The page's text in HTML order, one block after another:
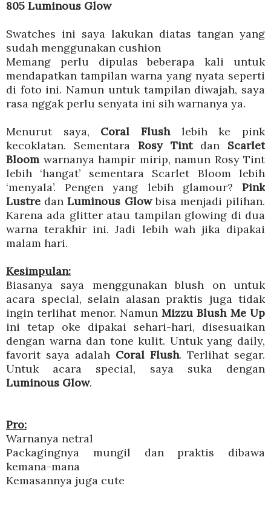
805 Luminous Glow
Swatches ini saya lakukan diatas tangan yang
sudah menggunakan cushion
Memang perlu dipulas beberapa kali untuk
mendapatkan tampilan warna yang nyata seperti
di foto ini. Namun untuk tampilan diwajah, saya
rasa nggak perlu senyata ini sih warnanya ya.
Menurut saya, Coral Flushlebih ke pink
kecoklatan. Sementara Rosy Tintdan Scarlet
Bloom warnanya hampir mirip, namun Rosy Tint
lebih ‘hangat’ sementara Scarlet Bloom lebih
‘menyala’. Pengen yang lebih glamour? Pink
Lustre danLuminous Glowbisa menjadi pilihan.
Karena ada glitter atau tampilan glowing di dua
warna terakhir ini. Jadi lebih wah jika dipakai
malam hari.
Kesimpulan:
Biasanya saya menggunakan blush on untuk
acara special, selain alasan praktis juga tidak
ingin terlihat menor. NamunMizzu Blush Me Up
ini tetap oke dipakai sehari-hari, disesuaikan
dengan warna dan tone kulit. Untuk yang daily,
favorit saya adalah Coral Flush. Terlihat segar.
Untuk acara special, saya suka dengan
Luminous Glow.
Pro:
Warnanya netral
Packagingnya mungil dan praktis dibawa
kemana-mana
Kemasannya juga cute